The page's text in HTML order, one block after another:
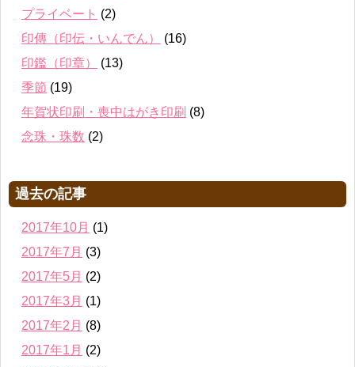
プライベート (2)
印傳（印伝・いんでん）
(16)
印鑑（印章）
(13)
季節 (19)
年賀状印刷・喪中はがき印刷 (8)
念珠・珠数 (2)
過去の記事
2017年10月 (1)
2017年7月 (3)
2017年5月 (2)
2017年3月 (1)
2017年2月 (8)
2017年1月 (2)